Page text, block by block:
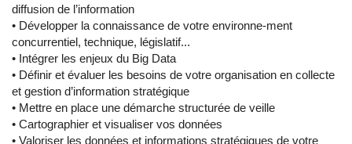
diffusion de l’information
• Développer la connaissance de votre environne-ment
concurrentiel, technique, législatif...
• Intégrer les enjeux du Big Data
• Définir et évaluer les besoins de votre organisation en collecte
et gestion d’information stratégique
• Mettre en place une démarche structurée de veille
• Cartographier et visualiser vos données
• Valoriser les données et informations stratégiques de votre